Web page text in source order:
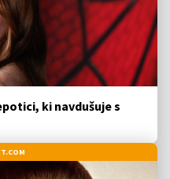
ki navdušuje s